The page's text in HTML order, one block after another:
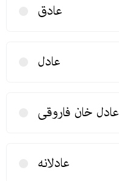
عادق
عادل
عادل خان فاروقی
عادلانه